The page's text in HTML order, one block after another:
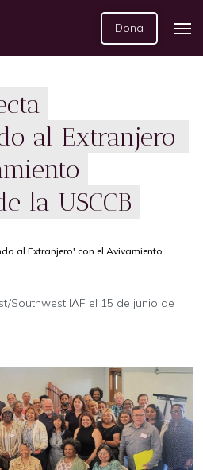
Dona
al Extranjero'
la USCCB
al Extranjero' con el Avivamiento
Southwest IAF el 15 de junio de